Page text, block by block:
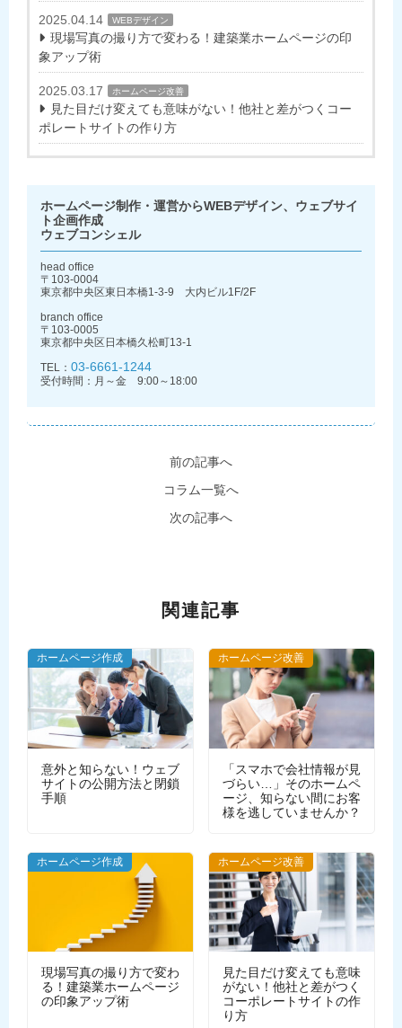
2025.04.14 WEBデザイン
現場写真の撮り方で変わる！建築業ホームページの印
象アップ術
2025.03.17 ホームページ改善
見た目だけ変えても意味がない！他社と差がつくコー
ポレートサイトの作り方
ホームページ制作・運営からWEBデザイン、ウェブサイ
ト企画作成
ウェブコンシェル
head office
〒103-0004
東京都中央区東日本橋1-3-9 大内ビル1F/2F
branch office
〒103-0005
東京都中央区日本橋久松町13-1
TEL： 03-6661-1244
受付時間：月～金 9:00～18:00
前の記事へ
コラム一覧へ
次の記事へ
関連記事
ホームページ作成
意外と知らない！ウェブ
サイトの公開方法と閉鎖
手順
ホームページ改善
「スマホで会社情報が見
づらい…」そのホームペ
ージ、知らない間にお客
様を逃していませんか？
WEBデザイン
ホームページ作成
現場写真の撮り方で変わ
る！建築業ホームページ
の印象アップ術
ホームページ改善
見た目だけ変えても意味
がない！他社と差がつく
コーポレートサイトの作
り方